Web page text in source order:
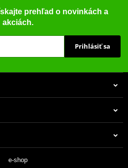
prehľad o novinkách a
akciách.
Prihlásiť sa
e-shop